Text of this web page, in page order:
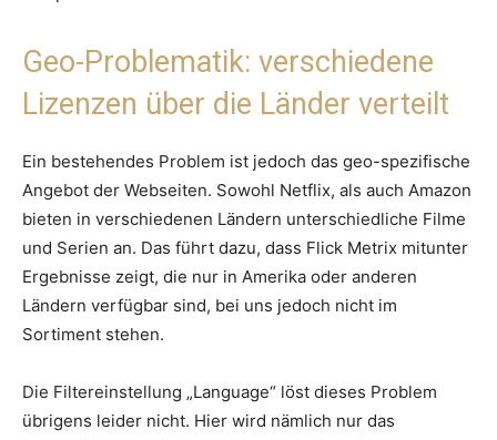
Geo-Problematik: verschiedene
Lizenzen über die Länder verteilt
Ein bestehendes Problem ist jedoch das geo-spezifische
Angebot der Webseiten. Sowohl Netflix, als auch Amazon
bieten in verschiedenen Ländern unterschiedliche Filme
und Serien an. Das führt dazu, dass Flick Metrix mitunter
Ergebnisse zeigt, die nur in Amerika oder anderen
Ländern verfügbar sind, bei uns jedoch nicht im
Sortiment stehen.
Die Filtereinstellung „Language“ löst dieses Problem
übrigens leider nicht. Hier wird nämlich nur das